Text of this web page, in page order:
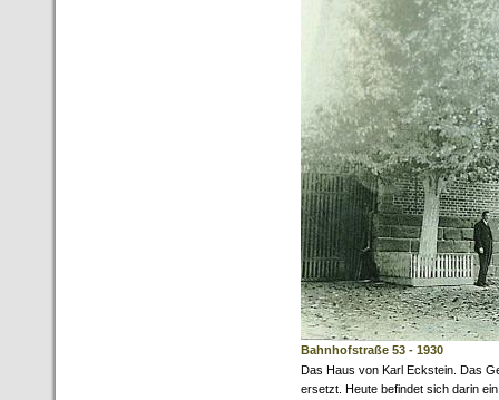
Bahnhofstraße 53 - 1930
Das Haus von Karl Eckstein. Das
ersetzt. Heute befindet sich darin